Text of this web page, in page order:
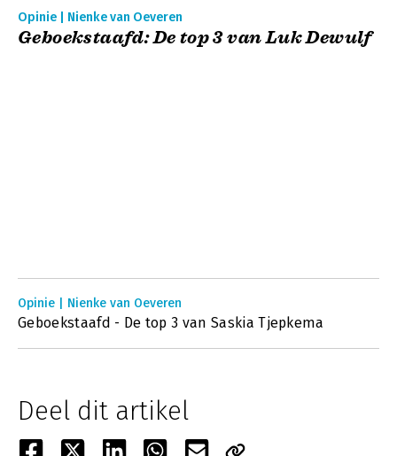
Opinie | Nienke van Oeveren
Geboekstaafd: De top 3 van Luk Dewulf
Opinie | Nienke van Oeveren
Geboekstaafd - De top 3 van Saskia Tjepkema
Deel dit artikel